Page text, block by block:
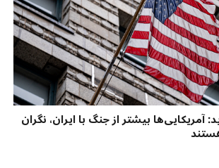
بیشتر از جنگ با ایران، نگران